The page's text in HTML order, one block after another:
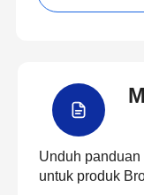
Unduh
untuk produk